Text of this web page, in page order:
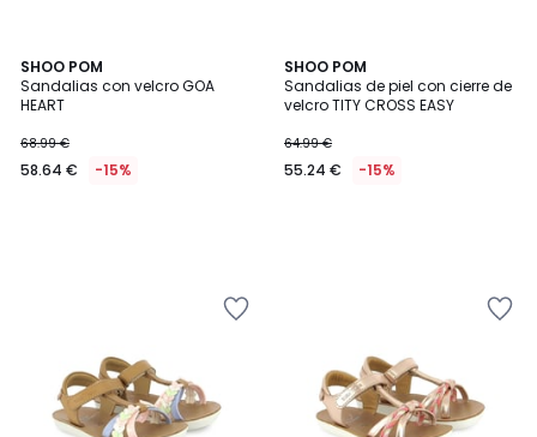
SHOO POM
Sandalias con velcro GOA
HEART
68.99 €
58.64 € -15%
SHOO POM
Sandalias de piel con cierre de
velcro TITY CROSS EASY
64.99 €
55.24 € -15%